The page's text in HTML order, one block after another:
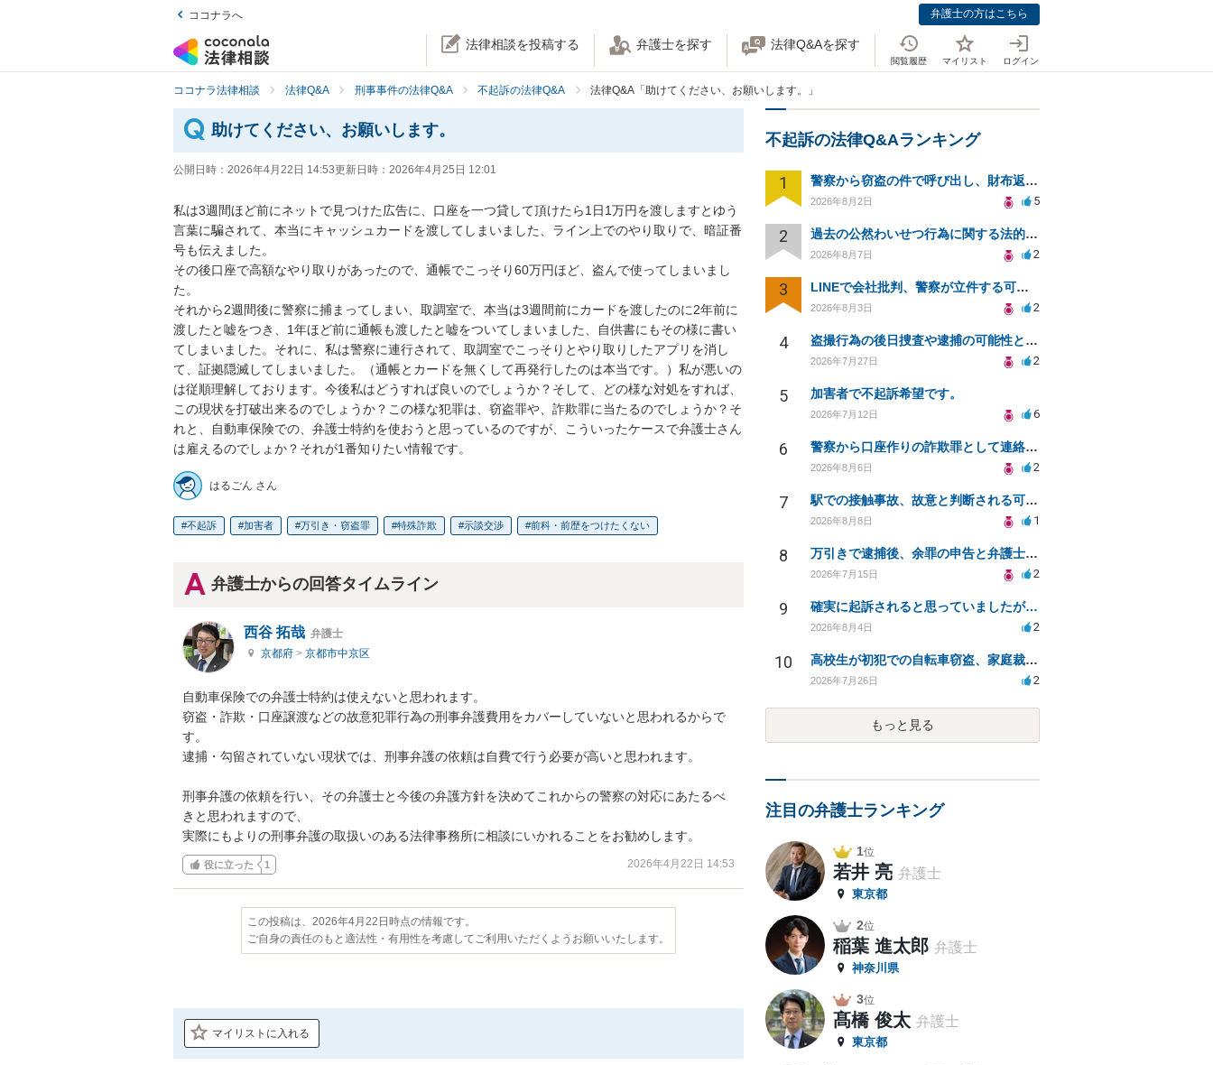
ココナラへ 弁護士の方はこちら
法律相談を投稿する 弁護士を探す 法律Q&Aを探す
閲覧履歴 マイリスト ログイン
ココナラ法律相談 法律Q&A 刑事事件の法律Q&A 不起訴の法律Q&A 法律Q&A「助けてください、お願いします。」
助けてください、お願いします。
公開日時： 2026年4月22日 14:53更新日時： 2026年4月25日 12:01
私は3週間ほど前にネットで見つけた広告に、口座を一つ貸して頂けたら1日1万円を渡しますとゆう
言葉に騙されて、本当にキャッシュカードを渡してしまいました、ライン上でのやり取りで、暗証番
号も伝えました。
その後口座で高額なやり取りがあったので、通帳でこっそり60万円ほど、盗んで使ってしまいまし
た。
それから2週間後に警察に捕まってしまい、取調室で、本当は3週間前にカードを渡したのに2年前に
渡したと嘘をつき、1年ほど前に通帳も渡したと嘘をついてしまいました、自供書にもその様に書い
てしまいました。それに、私は警察に連行されて、取調室でこっそりとやり取りしたアプリを消し
て、証拠隠滅してしまいました。（通帳とカードを無くして再発行したのは本当です。）私が悪いの
は従順理解しております。今後私はどうすれば良いのでしょうか？そして、どの様な対処をすれば、
この現状を打破出来るのでしょうか？この様な犯罪は、窃盗罪や、詐欺罪に当たるのでしょうか？そ
れと、自動車保険での、弁護士特約を使おうと思っているのですが、こういったケースで弁護士さん
は雇えるのでしょか？それが1番知りたい情報です。
はるごん さん
不起訴 加害者 万引き・窃盗罪 特殊詐欺 示談交渉 前科・前歴をつけたくない
弁護士からの回答タイムライン
西谷 拓哉 弁護士
京都府 > 京都市中京区
自動車保険での弁護士特約は使えないと思われます。
窃盗・詐欺・口座譲渡などの故意犯罪行為の刑事弁護費用をカバーしていないと思われるからで
す。
逮捕・勾留されていない現状では、刑事弁護の依頼は自費で行う必要が高いと思われます。
刑事弁護の依頼を行い、その弁護士と今後の弁護方針を決めてこれからの警察の対応にあたるべ
きと思われますので、
実際にもよりの刑事弁護の取扱いのある法律事務所に相談にいかれることをお勧めします。
役に立った 1 2026年4月22日 14:53
この投稿は、2026年4月22日時点の情報です。
ご自身の責任のもと適法性・有用性を考慮してご利用いただくようお願いいたします。
マイリストに入れる
不起訴の法律Q&Aランキング
1 警察から窃盗の件で呼び出し、財布返却で自首すべきか？
2026年8月2日 5
2 過去の公然わいせつ行為に関する法的リスクについて。
2026年8月7日 2
3 LINEで会社批判、警察が立件する可能性は？
2026年8月3日 2
4 盗撮行為の後日捜査や逮捕の可能性と初動対応について
2026年7月27日 2
5 加害者で不起訴希望です。
2026年7月12日 6
6 警察から口座作りの詐欺罪として連絡が来ました。
2026年8月6日 2
7 駅での接触事故、故意と判断される可能性と対応について
2026年8月8日 1
8 万引きで逮捕後、余罪の申告と弁護士相談のタイミングは？
2026年7月15日 2
9 確実に起訴されると思っていましたが…
2026年8月4日 2
10 高校生が初犯での自転車窃盗、家庭裁判所の処分は？
2026年7月26日 2
もっと見る
注目の弁護士ランキング
1位
若井 亮 弁護士
東京都
2位
稲葉 進太郎 弁護士
神奈川県
3位
髙橋 俊太 弁護士
東京都